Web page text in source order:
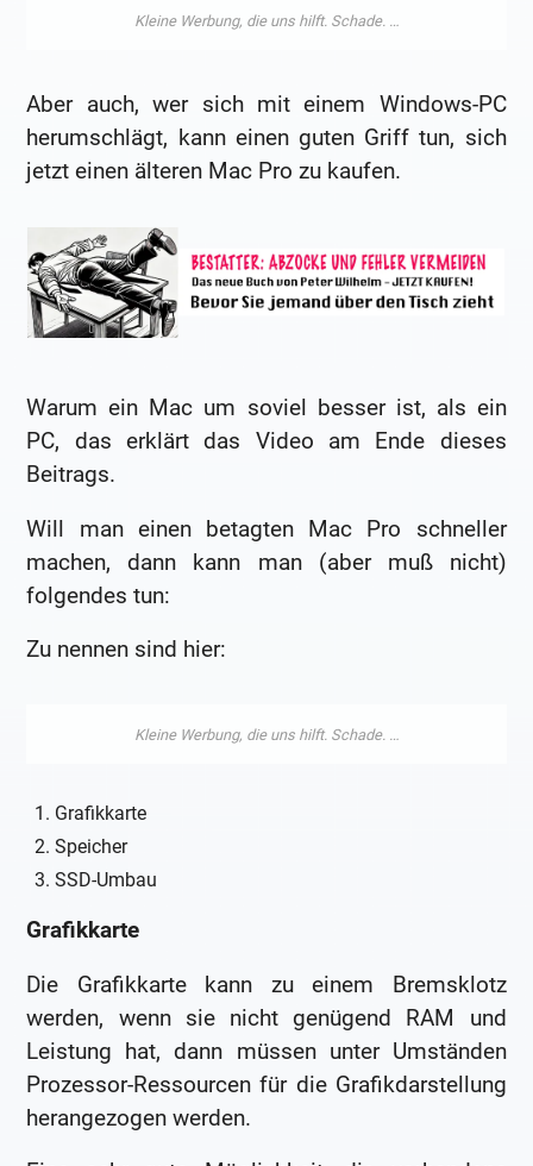
Aber auch, wer sich mit einem Windows-PC
herumschlägt, kann einen guten Griff tun, sich
jetzt einen älteren Mac Pro zu kaufen.
Warum ein Mac um soviel besser ist, als ein
PC, das erklärt das Video am Ende dieses
Beitrags.
Will man einen betagten Mac Pro schneller
machen, dann kann man (aber muß nicht)
folgendes tun:
Zu nennen sind hier:
Grafikkarte
Speicher
SSD-Umbau
Grafikkarte
Die Grafikkarte kann zu einem Bremsklotz
werden, wenn sie nicht genügend RAM und
Leistung hat, dann müssen unter Umständen
Prozessor-Ressourcen für die Grafikdarstellung
herangezogen werden.